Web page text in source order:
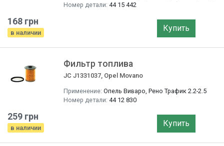
Номер детали: 44 15 442
168 грн
в наличии Купить
Фильтр топлива
JC J1331037, Opel Movano
Применение: Опель Виваро, Рено Трафик 2.2-2.5
Номер детали: 44 12 830
259 грн
в наличии Купить